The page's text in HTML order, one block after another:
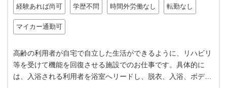
経験あれば尚可 学歴不問 時間外労働なし 転勤なし
マイカー通勤可
高齢の利用者が自宅で自立した生活ができるように、リハビリ
等を受けて機能を回復させる施設でのお仕事です。具体的に
は、入浴される利用者を浴室へリードし、脱衣、入浴、ボディ